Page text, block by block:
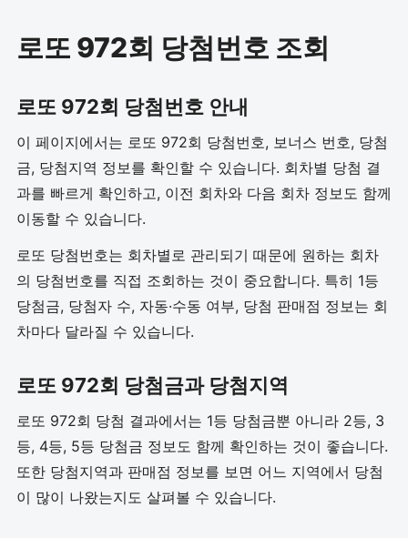
로또 972회 당첨번호 조회
로또 972회 당첨번호 안내
이 페이지에서는 로또 972회 당첨번호, 보너스 번호, 당첨
금, 당첨지역 정보를 확인할 수 있습니다. 회차별 당첨 결
과를 빠르게 확인하고, 이전 회차와 다음 회차 정보도 함께
이동할 수 있습니다.
로또 당첨번호는 회차별로 관리되기 때문에 원하는 회차
의 당첨번호를 직접 조회하는 것이 중요합니다. 특히 1등
당첨금, 당첨자 수, 자동·수동 여부, 당첨 판매점 정보는 회
차마다 달라질 수 있습니다.
로또 972회 당첨금과 당첨지역
로또 972회 당첨 결과에서는 1등 당첨금뿐 아니라 2등, 3
등, 4등, 5등 당첨금 정보도 함께 확인하는 것이 좋습니다.
또한 당첨지역과 판매점 정보를 보면 어느 지역에서 당첨
이 많이 나왔는지도 살펴볼 수 있습니다.